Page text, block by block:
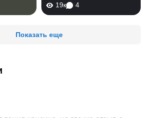
19к 4
Показать еще